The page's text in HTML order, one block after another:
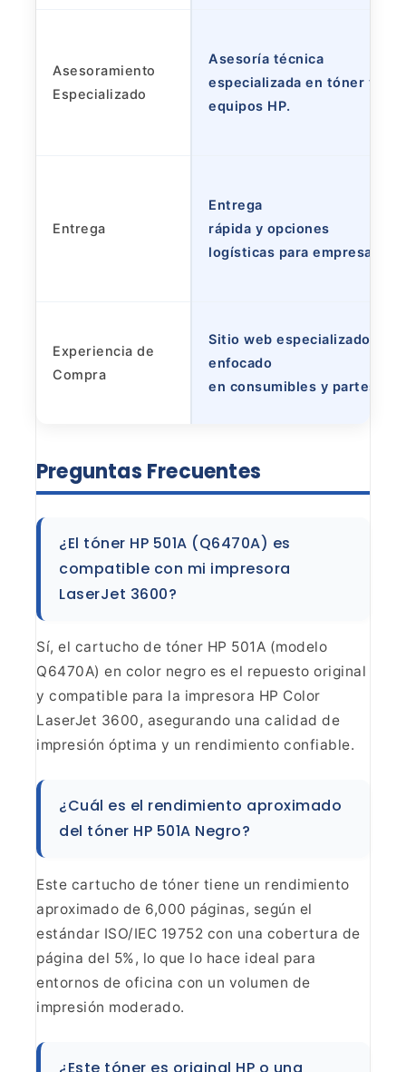
Asesoramiento
Especializado
Asesoría técnica
especializada en tóner y
equipos HP.
Entrega
Entrega
rápida y opciones
logísticas para empresas.
Experiencia de
Compra
Sitio web especializado,
enfocado
en consumibles y partes.
Preguntas Frecuentes
¿El tóner HP 501A (Q6470A) es
compatible con mi impresora
LaserJet 3600?
Sí, el cartucho de tóner HP 501A (modelo
Q6470A) en color negro es el repuesto original
y compatible para la impresora HP Color
LaserJet 3600, asegurando una calidad de
impresión óptima y un rendimiento confiable.
¿Cuál es el rendimiento aproximado
del tóner HP 501A Negro?
Este cartucho de tóner tiene un rendimiento
aproximado de 6,000 páginas, según el
estándar ISO/IEC 19752 con una cobertura de
página del 5%, lo que lo hace ideal para
entornos de oficina con un volumen de
impresión moderado.
¿Este tóner es original HP o una